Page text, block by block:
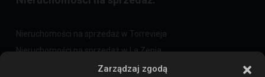
Zarządzaj zgodą
Nieruchomości na sprzedaż w Torrevieja
Nieruchomości na sprzedaż w La Zenia
Nieruchomości na sprzedaż w Cabo Roig